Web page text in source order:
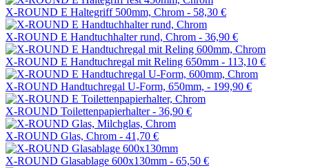
X-ROUND E Haltegriff 500mm, Chrom - 58,30 €
X-ROUND E Handtuchhalter rund, Chrom - 36,90 €
X-ROUND E Handtuchregal mit Reling 650mm - 113,10 €
X-ROUND Handtuchregal U-Form, 650mm, - 199,90 €
X-ROUND Toilettenpapierhalter - 36,90 €
X-ROUND Glas, Chrom - 41,70 €
X-ROUND Glasablage 600x130mm - 65,50 €